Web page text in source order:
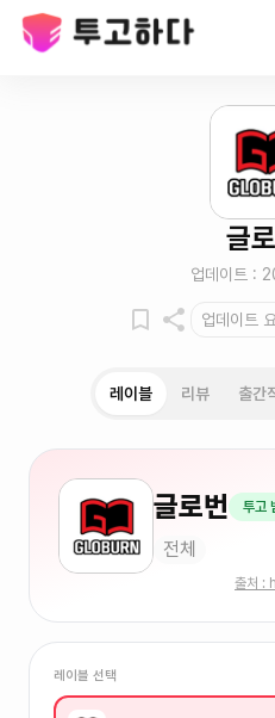
글
업데이트 :
업데이트
레이블 리뷰 출간
글로번 투고
전체
출처 :
레이블 선택